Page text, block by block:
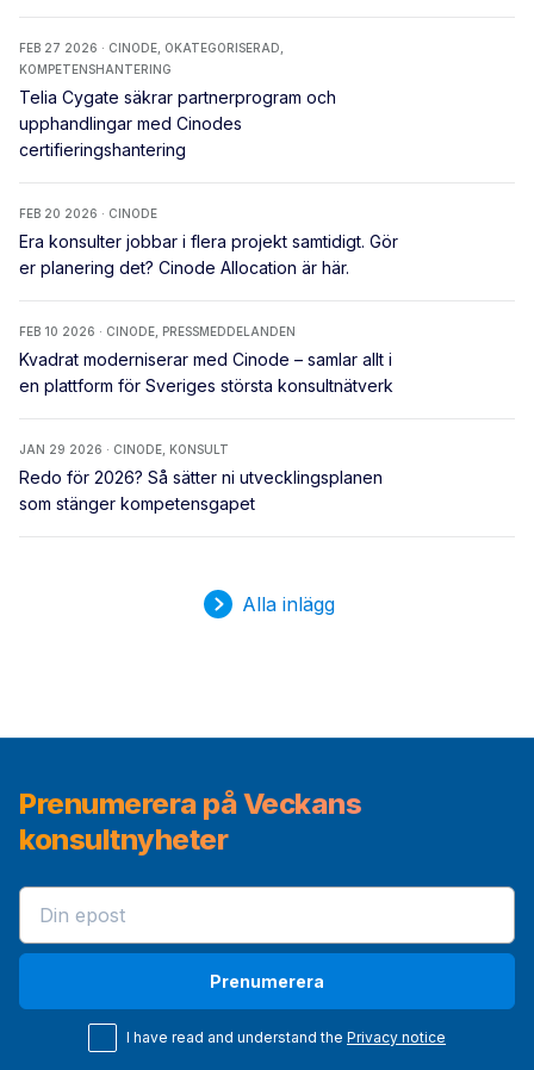
FEB 27 2026 · CINODE, OKATEGORISERAD,
KOMPETENSHANTERING
Telia Cygate säkrar partnerprogram och
upphandlingar med Cinodes
certifieringshantering
FEB 20 2026 · CINODE
Era konsulter jobbar i flera projekt samtidigt. Gör
er planering det? Cinode Allocation är här.
FEB 10 2026 · CINODE, PRESSMEDDELANDEN
Kvadrat moderniserar med Cinode – samlar allt i
en plattform för Sveriges största konsultnätverk
JAN 29 2026 · CINODE, KONSULT
Redo för 2026? Så sätter ni utvecklingsplanen
som stänger kompetensgapet
Alla inlägg
Prenumerera på Veckans
konsultnyheter
Prenumerera
I have read and understand the Privacy notice